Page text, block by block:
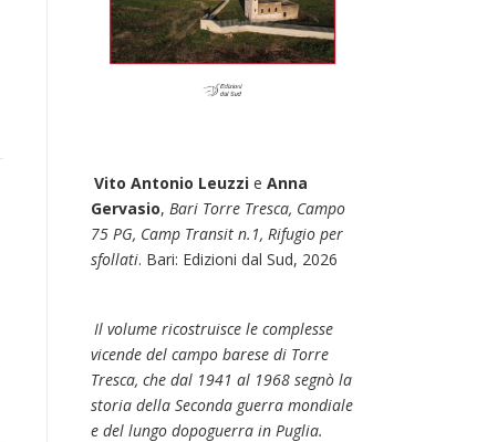
Vito Antonio Leuzzie Anna
Gervasio, Bari Torre Tresca, Campo
75 PG, Camp Transit n.1, Rifugio per
sfollati. Bari: Edizioni dal Sud, 2026
Il volume ricostruisce le complesse
vicende del campo barese di Torre
Tresca, che dal 1941 al 1968 segnò la
storia della Seconda guerra mondiale
e del lungo dopoguerra in Puglia.